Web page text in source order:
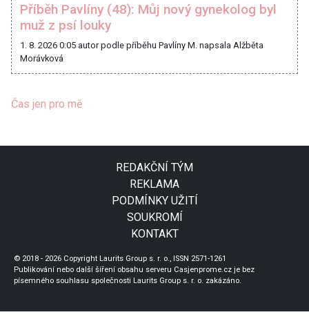
Příběh Pavlíny (48): Můj nový gynekolog byl
muž z psí louky
1. 8. 2026 0:05 autor podle příběhu Pavlíny M. napsala Alžběta
Morávková
Čas jen pro mě
REDAKČNÍ TÝM
REKLAMA
PODMÍNKY UŽITÍ
SOUKROMÍ
KONTAKT
© 2018 - 2026 Copyright Laurits Group s. r. o., ISSN 2571-1261
Publikování nebo další šíření obsahu serveru Casjenprome.cz je bez
písemného souhlasu společnosti Laurits Group s. r. o. zakázáno.